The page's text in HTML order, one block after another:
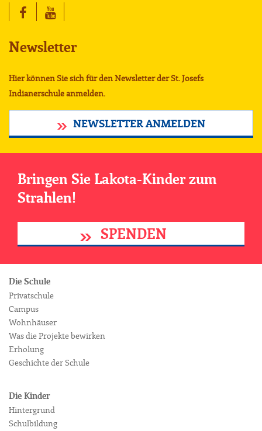
Newsletter
Hier können Sie sich für den Newsletter der St. Josefs
Indianerschule anmelden.
NEWSLETTER ANMELDEN
Bringen Sie Lakota-Kinder zum
Strahlen!
SPENDEN
Die Schule
Privatschule
Campus
Wohnhäuser
Was die Projekte bewirken
Erholung
Geschichte der Schule
Die Kinder
Hintergrund
Schulbildung